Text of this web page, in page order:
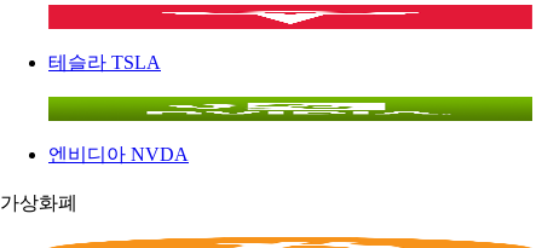
테슬라 TSLA
엔비디아 NVDA
가상화폐